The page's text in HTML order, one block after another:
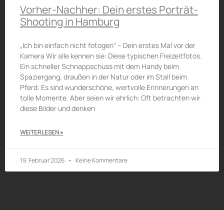
Vorher-Nachher: Dein erstes Porträt-
Shooting in Hamburg
„Ich bin einfach nicht fotogen“ – Dein erstes Mal vor der
Kamera Wir alle kennen sie: Diese typischen Freizeitfotos.
Ein schneller Schnappschuss mit dem Handy beim
Spaziergang, draußen in der Natur oder im Stall beim
Pferd. Es sind wunderschöne, wertvolle Erinnerungen an
tolle Momente. Aber seien wir ehrlich: Oft betrachten wir
diese Bilder und denken
WEITERLESEN »
19. Februar 2026 Keine Kommentare